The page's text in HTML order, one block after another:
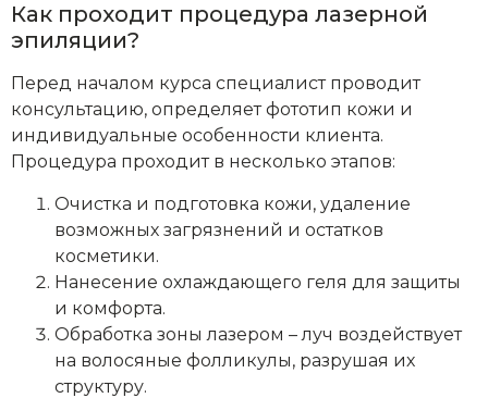
Как проходит процедура лазерной
эпиляции?
Перед началом курса специалист проводит
консультацию, определяет фототип кожи и
индивидуальные особенности клиента.
Процедура проходит в несколько этапов:
Очистка и подготовка кожи, удаление
возможных загрязнений и остатков
косметики.
Нанесение охлаждающего геля для защиты
и комфорта.
Обработка зоны лазером – луч воздействует
на волосяные фолликулы, разрушая их
структуру.